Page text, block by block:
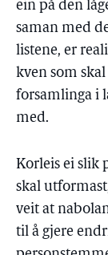
ein på den
saman med
listene, er
kven som
forsamlinga i
med.
Korleis ei slik
skal
veit at
til å gjere